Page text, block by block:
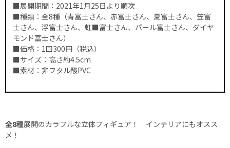
■展開期間：2021年1月25日より順次
■種類：全8種（青富士さん、赤富士さん、夏富士さん、笠富
士さん、浮富士さん、虹■富士さん、パール富士さん、ダイヤ
モンド富士さん）
■価格：1回300円（税込）
■サイズ：高さ約4.5cm
■素材：非フタル酸PVC
全8種展開のカラフルな立体フィギュア！ インテリアにもオスス
メ！